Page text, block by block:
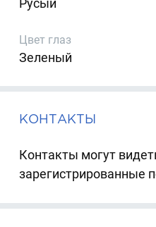
Русый
Цвет глаз
Зеленый
КОНТАКТЫ
Контакты могут
зарегистрированные